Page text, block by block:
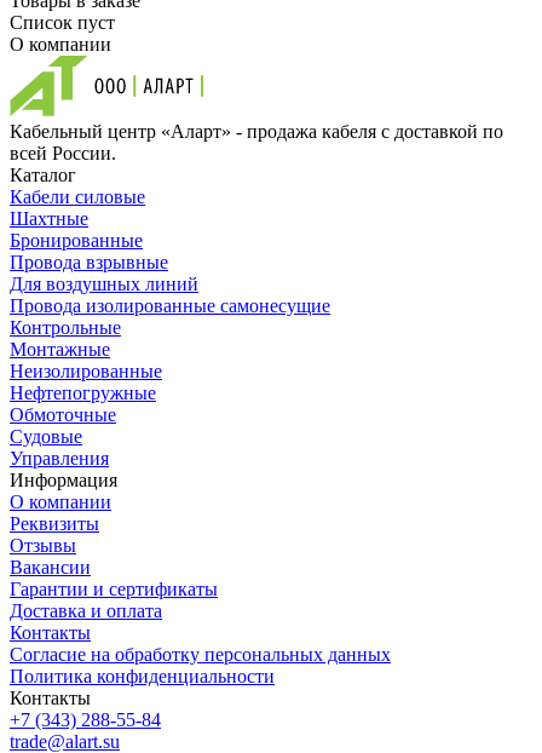
Список пуст
О компании
Кабельный центр «Аларт» - продажа кабеля с доставкой по
всей России.
Каталог
Кабели силовые
Шахтные
Бронированные
Провода взрывные
Для воздушных линий
Провода изолированные самонесущие
Контрольные
Монтажные
Неизолированные
Нефтепогружные
Обмоточные
Судовые
Управления
Информация
О компании
Реквизиты
Отзывы
Вакансии
Гарантии и сертификаты
Доставка и оплата
Контакты
Согласие на обработку персональных данных
Политика конфиденциальности
Контакты
+7 (343) 288-55-84
trade@alart.su